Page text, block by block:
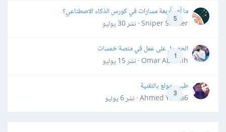
5
ما أهم أربعة مسارات في كورس الذكاء الاصطناعي؟
Sniper Shaker · نشر
30 يوليو
1
الحصول على عمل في منصة خمسات
Omar Abdallh · نشر
15 يوليو
3
طبيب مولع بالتقنية
Ahmed Yahia6 · نشر
6 يوليو